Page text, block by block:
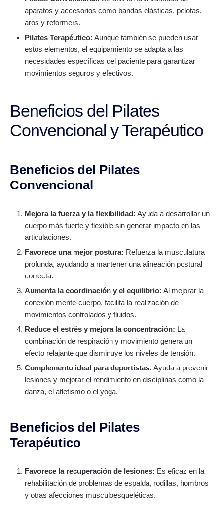
aparatos y accesorios como bandas elásticas, pelotas,
aros y reformers.
Pilates Terapéutico: Aunque también se pueden usar
estos elementos, el equipamiento se adapta a las
necesidades específicas del paciente para garantizar
movimientos seguros y efectivos.
Beneficios del Pilates
Convencional y Terapéutico
Beneficios del Pilates
Convencional
Mejora la fuerza y la flexibilidad: Ayuda a desarrollar un
cuerpo más fuerte y flexible sin generar impacto en las
articulaciones.
Favorece una mejor postura: Refuerza la musculatura
profunda, ayudando a mantener una alineación postural
correcta.
Aumenta la coordinación y el equilibrio: Al mejorar la
conexión mente-cuerpo, facilita la realización de
movimientos controlados y fluidos.
Reduce el estrés y mejora la concentración: La
combinación de respiración y movimiento genera un
efecto relajante que disminuye los niveles de tensión.
Complemento ideal para deportistas: Ayuda a prevenir
lesiones y mejorar el rendimiento en disciplinas como la
danza, el atletismo o el yoga.
Beneficios del Pilates
Terapéutico
Favorece la recuperación de lesiones: Es eficaz en la
rehabilitación de problemas de espalda, rodillas, hombros
y otras afecciones musculoesqueléticas.